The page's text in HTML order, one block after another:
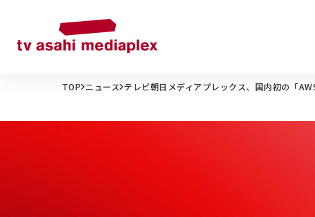
TOP ニュース テレビ朝日メディアプレックス、国内初の「